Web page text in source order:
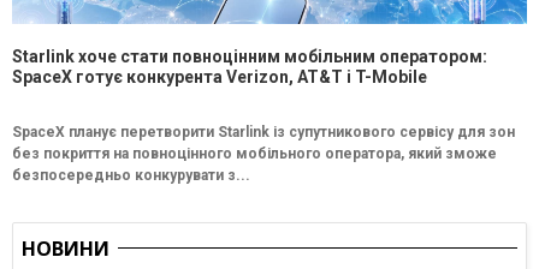
Starlink хоче стати повноцінним мобільним оператором:
SpaceX готує конкурента Verizon, AT&T і T-Mobile
SpaceX планує перетворити Starlink із супутникового сервісу для зон
без покриття на повноцінного мобільного оператора, який зможе
безпосередньо конкурувати з...
НОВИНИ